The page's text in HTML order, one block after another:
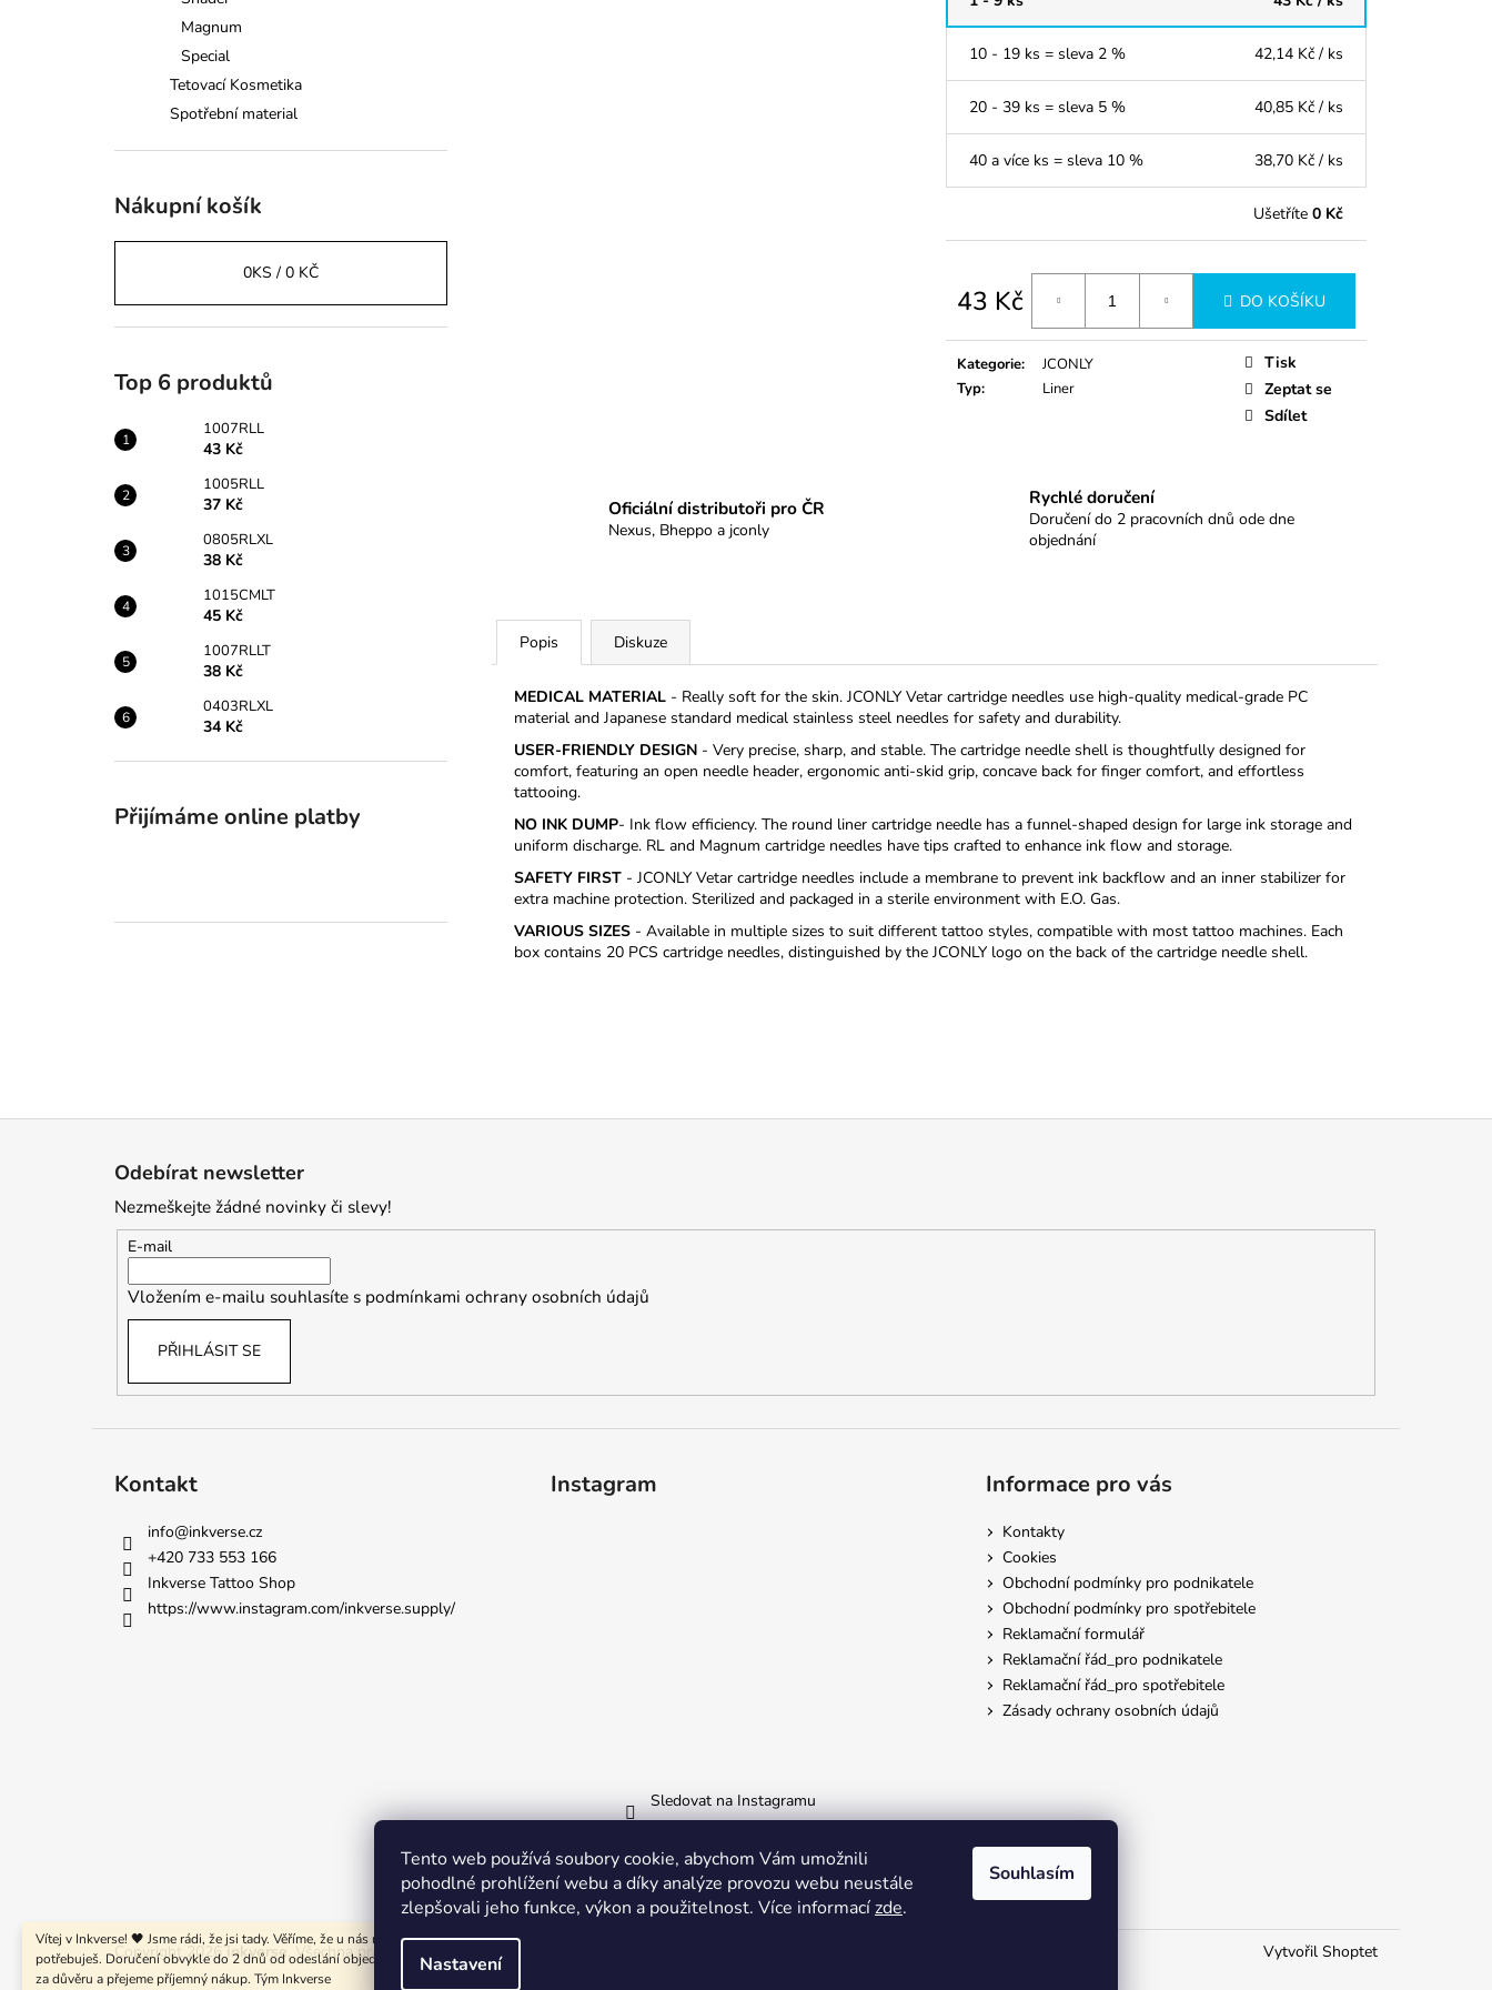
Tento web používá soubory cookie, abychom Vám umožnili
pohodlné prohlížení webu a díky analýze provozu webu neustále
zlepšovali jeho funkce, výkon a použitelnost. Více informacízde.
Nastavení
Souhlasím
Vítej v Inkverse! 🖤 Jsme rádi, že jsi tady. Věříme, že u nás najdeš vše, co
potřebuješ. Doručení obvykle do 2 dnů od odeslání objednávky. 📦✨ Děkujeme
za důvěru a přejeme příjemný nákup. Tým Inkverse
Magnum
Special
Tetovací Kosmetika
Spotřební material
Nákupní košík
0KS / 0 KČ
Top 6 produktů
1007RLL
43 Kč
1005RLL
37 Kč
0805RLXL
38 Kč
1015CMLT
45 Kč
1007RLLT
38 Kč
0403RLXL
34 Kč
Přijímáme online platby
10 - 19 ks = sleva 2 % 42,14 Kč / ks
20 - 39 ks = sleva 5 % 40,85 Kč / ks
40 a více ks = sleva 10 % 38,70 Kč / ks
Ušetříte 0 Kč
43 Kč
cena:
DO KOŠÍKU
Kategorie:
JCONLY
Typ: Liner
Tisk
Zeptat se
Sdílet
Oficiální distributoři pro ČR
Nexus, Bheppo a jconly
Rychlé doručení
Doručení do 2 pracovních dnů ode dne
objednání
Popis Diskuze
MEDICAL MATERIAL - Really soft for the skin. JCONLY Vetar cartridge needles use high-quality medical-grade PC
material and Japanese standard medical stainless steel needles for safety and durability.
USER-FRIENDLY DESIGN - Very precise, sharp, and stable. The cartridge needle shell is thoughtfully designed for
comfort, featuring an open needle header, ergonomic anti-skid grip, concave back for finger comfort, and effortless
tattooing.
NO INK DUMP- Ink flow efficiency. The round liner cartridge needle has a funnel-shaped design for large ink storage and
uniform discharge. RL and Magnum cartridge needles have tips crafted to enhance ink flow and storage.
SAFETY FIRST - JCONLY Vetar cartridge needles include a membrane to prevent ink backflow and an inner stabilizer for
extra machine protection. Sterilized and packaged in a sterile environment with E.O. Gas.
VARIOUS SIZES - Available in multiple sizes to suit different tattoo styles, compatible with most tattoo machines. Each
box contains 20 PCS cartridge needles, distinguished by the JCONLY logo on the back of the cartridge needle shell.
Odebírat newsletter
Nezmeškejte žádné novinky či slevy!
E-mail
Vložením e-mailu souhlasíte s podmínkami ochrany osobních údajů
PŘIHLÁSIT SE
Kontakt
info@inkverse.cz
+420 733 553 166
Inkverse Tattoo Shop
https://www.instagram.com/inkverse.supply/
Instagram
Sledovat na Instagramu
Informace pro vás
Kontakty
Cookies
Obchodní podmínky pro podnikatele
Obchodní podmínky pro spotřebitele
Reklamační formulář
Reklamační řád_pro podnikatele
Reklamační řád_pro spotřebitele
Zásady ochrany osobních údajů
Nám. Míru 65 Domažlice
Vytvořil Shoptet
Copyright 2026inkverse. Všechna práva vyhrazena.